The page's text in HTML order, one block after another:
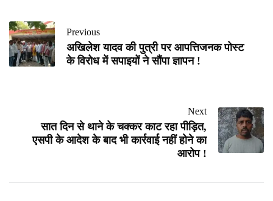
Previous
अखिलेश यादव की पुत्री पर आपत्तिजनक पोस्ट
के विरोध में सपाइयों ने सौंपा ज्ञापन !
Next
सात दिन से थाने के चक्कर काट रहा पीड़ित,
एसपी के आदेश के बाद भी कार्रवाई नहीं होने का
आरोप !